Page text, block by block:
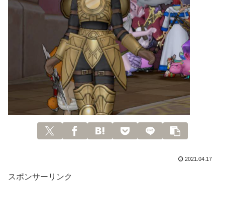
2021.04.17
スポンサーリンク